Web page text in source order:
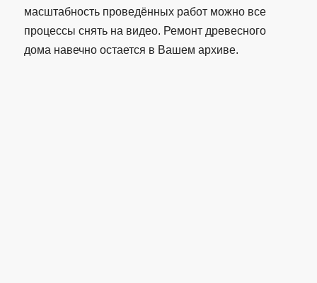
масштабность проведённых работ можно все
процессы снять на видео. Ремонт древесного
дома навечно остается в Вашем архиве.